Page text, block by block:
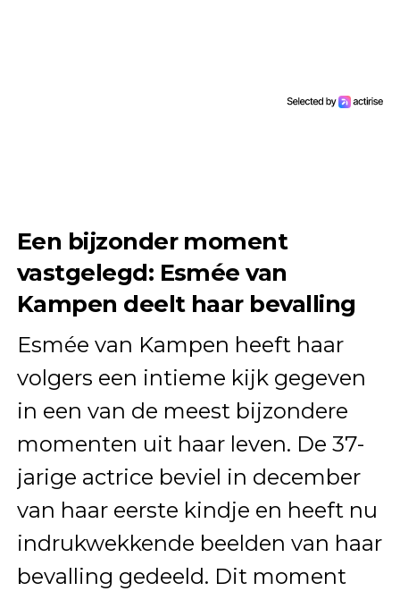
Een bijzonder moment
vastgelegd: Esmée van
Kampen deelt haar bevalling
Esmée van Kampen heeft haar
volgers een intieme kijk gegeven
in een van de meest bijzondere
momenten uit haar leven. De 37-
jarige actrice beviel in december
van haar eerste kindje en heeft nu
indrukwekkende beelden van haar
bevalling gedeeld. Dit moment